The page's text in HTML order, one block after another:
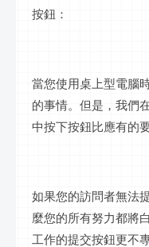
按鈕：
當您使用桌上型電腦
的事情。但是，我們
中按下按鈕比應有的
如果您的訪問者無法
麼您的所有努力都將
工作的提交按鈕更不